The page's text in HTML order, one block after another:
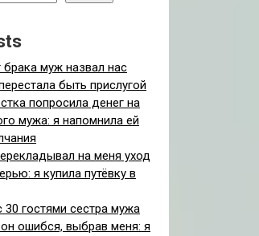
брака муж назвал нас
быть прислугой
попросила денег на
мужа: я напомнила ей
на меня уход
я купила путёвку в
гостями сестра мужа
он ошибся, выбрав меня: я